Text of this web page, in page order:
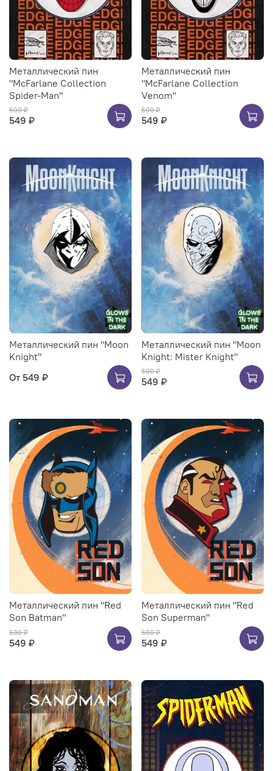
Металлический пин
"McFarlane Collection
Spider-Man"
600 ₽
549 ₽
Металлический пин
"McFarlane Collection
Venom"
600 ₽
549 ₽
Металлический пин "Moon
Knight"
От 549 ₽
Металлический пин "Moon
Knight: Mister Knight"
600 ₽
549 ₽
Металлический пин "Red
Son Batman"
600 ₽
549 ₽
Металлический пин "Red
Son Superman"
600 ₽
549 ₽